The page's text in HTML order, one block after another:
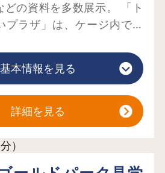
どの資料を多数展示。 「ト
プラザ」は、ケージ内で飼
ポットです。
基本情報を見る
詳細を見る
）